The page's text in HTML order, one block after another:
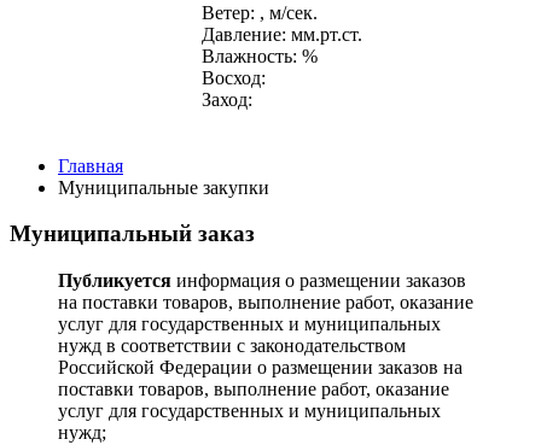
Ветер: , м/сек.
Давление: мм.рт.ст.
Влажность: %
Восход:
Заход:
Главная
Муниципальные закупки
Муниципальный заказ
Публикуется информация о размещении заказов
на поставки товаров, выполнение работ, оказание
услуг для государственных и муниципальных
нужд в соответствии с законодательством
Российской Федерации о размещении заказов на
поставки товаров, выполнение работ, оказание
услуг для государственных и муниципальных
нужд;